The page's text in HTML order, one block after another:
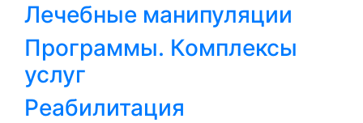
Лечебные манипуляции
Программы. Комплексы
услуг
Реабилитация